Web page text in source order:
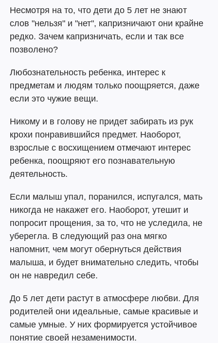
Несмотря на то, что дети до 5 лет не знают
слов "нельзя" и "нет", капризничают они крайне
редко. Зачем капризничать, если и так все
позволено?
Любознательность ребенка, интерес к
предметам и людям только поощряется, даже
если это чужие вещи.
Никому и в голову не придет забирать из рук
крохи понравившийся предмет. Наоборот,
взрослые с восхищением отмечают интерес
ребенка, поощряют его познавательную
деятельность.
Если малыш упал, поранился, испугался, мать
никогда не накажет его. Наоборот, утешит и
попросит прощения, за то, что не уследила, не
уберегла. В следующий раз она мягко
напомнит, чем могут обернуться действия
малыша, и будет внимательно следить, чтобы
он не навредил себе.
До 5 лет дети растут в атмосфере любви. Для
родителей они идеальные, самые красивые и
самые умные. У них формируется устойчивое
понятие своей незаменимости.